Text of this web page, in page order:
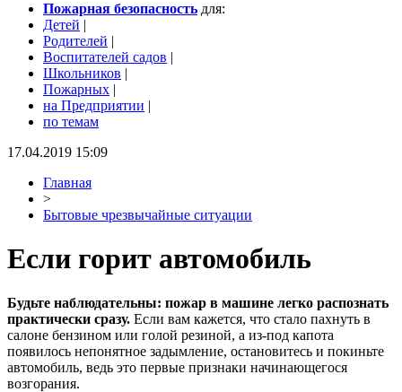
Пожарная безопасность для:
Детей |
Родителей |
Воспитателей садов |
Школьников |
Пожарных |
на Предприятии |
по темам
17.04.2019 15:09
Главная
>
Бытовые чрезвычайные ситуации
Если горит автомобиль
Будьте наблюдательны: пожар в машине легко распознать
практически сразу. Если вам кажется, что стало пахнуть в
салоне бензином или голой резиной, а из-под капота
появилось непонятное задымление, остановитесь и покиньте
автомобиль, ведь это первые признаки начинающегося
возгорания.